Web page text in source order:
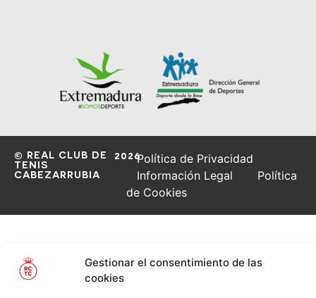
Gestionar el consentimiento de las
cookies
© REAL CLUB DE
TENIS
CABEZARRUBIA
2026Política de Privacidad
Información Legal
Política
de Cookies